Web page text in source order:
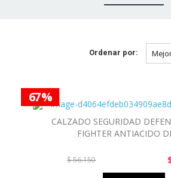
Ordenar por:
67 %
CALZADO SEGURIDAD
FIGHTER ANTIACIDO
$ 56.150